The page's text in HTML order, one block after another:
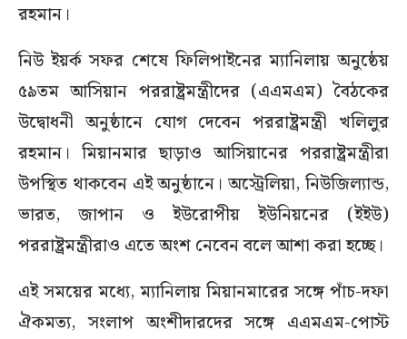
রহমান।
নিউ ইয়র্ক সফর শেষে ফিলিপাইনের ম্যানিলায় অনুষ্ঠেয়
৫৯তম আসিয়ান পররাষ্ট্রমন্ত্রীদের (এএমএম) বৈঠকের
উদ্বোধনী অনুষ্ঠানে যোগ দেবেন পররাষ্ট্রমন্ত্রী খলিলুর
রহমান। মিয়ানমার ছাড়াও আসিয়ানের পররাষ্ট্রমন্ত্রীরা
উপস্থিত থাকবেন এই অনুষ্ঠানে। অস্ট্রেলিয়া, নিউজিল্যান্ড,
ভারত, জাপান ও ইউরোপীয় ইউনিয়নের (ইইউ)
পররাষ্ট্রমন্ত্রীরাও এতে অংশ নেবেন বলে আশা করা হচ্ছে।
এই সময়ের মধ্যে, ম্যানিলায় মিয়ানমারের সঙ্গে পাঁচ-দফা
ঐকমত্য, সংলাপ অংশীদারদের সঙ্গে এএমএম-পোস্ট